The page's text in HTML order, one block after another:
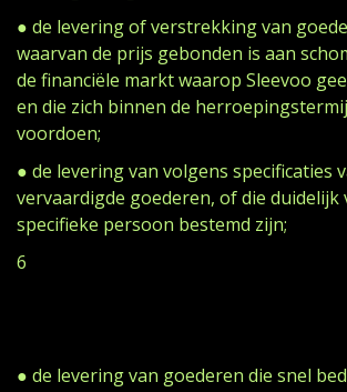
● de levering of verstrekking van
waarvan de prijs gebonden is aan
de financiële markt waarop Sleevoo
en die zich binnen de
voordoen;
● de levering van volgens specificaties
vervaardigde goederen, of die duidelijk
specifieke persoon bestemd zijn;
6
● de levering van goederen die snel